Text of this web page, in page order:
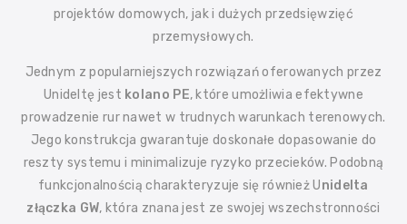
projektów domowych, jak i dużych przedsięwzięć
przemysłowych.
Jednym z popularniejszych rozwiązań oferowanych przez
Unideltę jest kolano PE, które umożliwia efektywne
prowadzenie rur nawet w trudnych warunkach terenowych.
Jego konstrukcja gwarantuje doskonałe dopasowanie do
reszty systemu i minimalizuje ryzyko przecieków. Podobną
funkcjonalnością charakteryzuje się również Unidelta
złączka GW, która znana jest ze swojej wszechstronności